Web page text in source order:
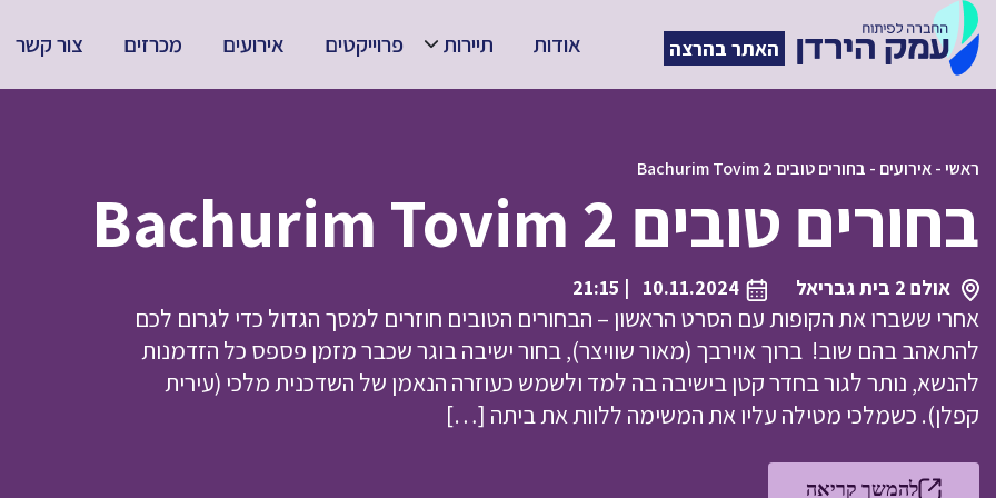
האתר בהרצה אודות תיירות פרוייקטים אירועים מכרזים צור קשר
ראשי-אירועים - בחורים טובים Bachurim Tovim 2
בחורים טובים Bachurim Tovim 2
אולם 2 בית גבריאל 10.11.2024
| 21:15
אחרי ששברו את הקופות עם הסרט הראשון – הבחורים הטובים חוזרים למסך הגדול כדי לגרום לכם
להתאהב בהם שוב! ברוך אוירבך (מאור שוויצר), בחור ישיבה בוגר שכבר מזמן פספס כל הזדמנות
להנשא, נותר לגור בחדר קטן בישיבה בה למד ולשמש כעוזרה הנאמן של השדכנית מלכי (עירית
קפלן). כשמלכי מטילה עליו את המשימה ללוות את ביתה […]
להמשך קריאה